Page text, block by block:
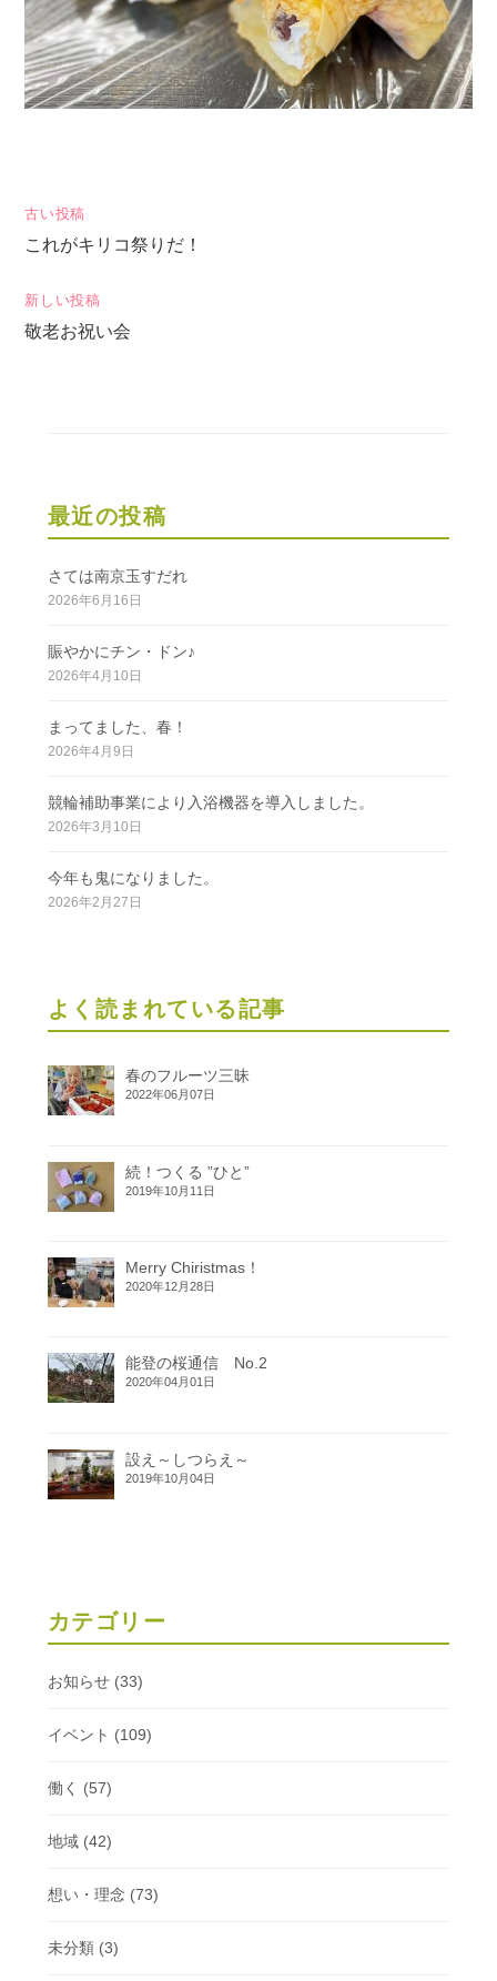
投
稿
ナ
ビ
古い投稿
これがキリコ祭りだ！
新しい投稿
敬老お祝い会
最近の投稿
さては南京玉すだれ
2026年6月16日
賑やかにチン・ドン♪
2026年4月10日
まってました、春！
2026年4月9日
競輪補助事業により入浴機器を導入しました。
2026年3月10日
今年も鬼になりました。
2026年2月27日
よく読まれている記事
春のフルーツ三昧
2022年06月07日
続！つくる ”ひと”
2019年10月11日
Merry Chiristmas！
2020年12月28日
能登の桜通信 No.2
2020年04月01日
設え～しつらえ～
2019年10月04日
カテゴリー
お知らせ(33)
イベント (109)
働く (57)
地域(42)
想い・理念 (73)
未分類(3)